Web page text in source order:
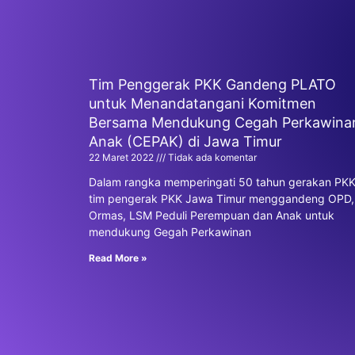
Tim Penggerak PKK Gandeng PLATO
untuk Menandatangani Komitmen
Bersama Mendukung Cegah
Anak (CEPAK) di Jawa Timur
22 Maret 2022 Tidak ada komentar
Dalam rangka memperingati 50 tahun gerakan
tim pengerak PKK Jawa Timur menggandeng OPD,
Ormas, LSM Peduli Perempuan dan Anak untuk
mendukung Gegah Perkawinan
Read More »